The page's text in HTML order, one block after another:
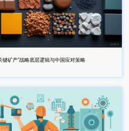
键矿产”战略底层逻辑与中国应对策略